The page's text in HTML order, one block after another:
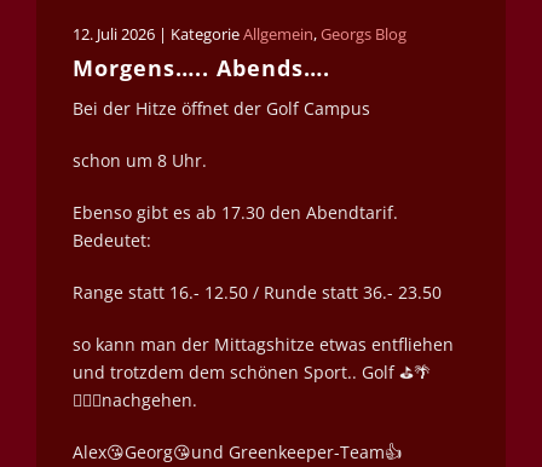
12. Juli 2026 | KategorieAllgemein,Georgs Blog
Morgens….. Abends….
Bei der Hitze öffnet der Golf Campus
schon um 8 Uhr.
Ebenso gibt es ab 17.30 den Abendtarif.
Bedeutet:
Range statt 16.- 12.50 / Runde statt 36.- 23.50
so kann man der Mittagshitze etwas entfliehen
und trotzdem dem schönen Sport.. Golf ⛳️🌴
🏌🏿‍♀️nachgehen.
Alex😘Georg😘und Greenkeeper-Team👍